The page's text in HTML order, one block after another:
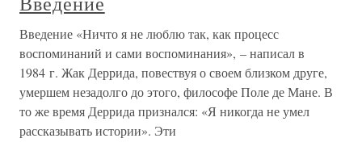
Введение «Ничто я не люблю так, как процесс
воспоминаний и сами воспоминания», – написал в
1984 г. Жак Деррида, повествуя о своем близком друге,
умершем незадолго до этого, философе Поле де Мане. В
то же время Деррида признался: «Я никогда не умел
рассказывать истории». Эти